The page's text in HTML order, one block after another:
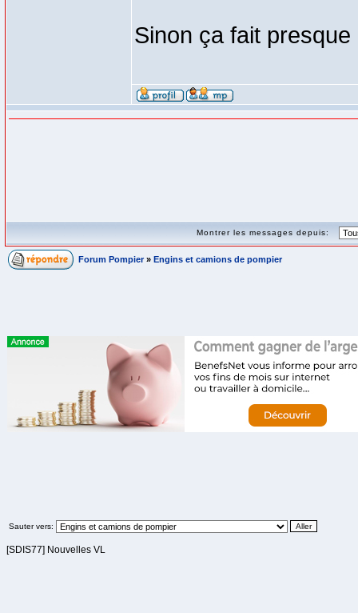
Sinon ça fait
Montrer les messages depuis:
Forum Pompier » Engins et camions de pompier
Sauter vers:
[SDIS77] Nouvelles VL